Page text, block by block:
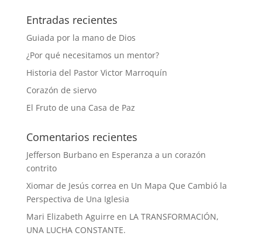
Entradas recientes
Guiada por la mano de Dios
¿Por qué necesitamos un mentor?
Historia del Pastor Victor Marroquín
Corazón de siervo
El Fruto de una Casa de Paz
Comentarios recientes
Jefferson Burbanoen Esperanza a un corazón
contrito
Xiomar de Jesús correa en Un Mapa Que Cambió la
Perspectiva de Una Iglesia
Mari Elizabeth Aguirre en LA TRANSFORMACIÓN,
UNA LUCHA CONSTANTE.